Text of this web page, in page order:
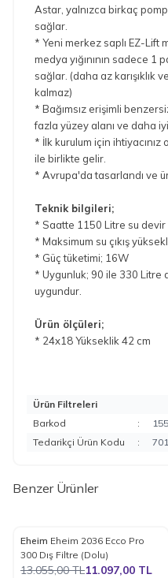
Astar, yalnızca birkaç
sağlar.
* Yeni merkez saplı EZ-Lift
medya yığınının sadece 1
sağlar. (daha az karışıklık
kalmaz)
* Bağımsız erişimli
fazla yüzey alanı ve daha
* İlk kurulum için
ile birlikte gelir.
* Avrupa'da tasarlandı ve
Teknik bilgileri;
* Saatte 1150 Litre su devir
* Maksimum su çıkış
* Güç tüketimi; 16W
* Uygunluk; 90 ile 330 Litre
uygundur.
Ürün ölçüleri;
* 24x18 Yükseklik 42 cm
Ürün Filtreleri
Barkod
:
Tedarikçi Ürün Kodu
:
Benzer Ürünler
%15
Favorilere Ekle
Eheim Eheim 2036 Ecco Pro
300 Dış Filtre (Dolu)
13.055,00TL11.097,00 TL